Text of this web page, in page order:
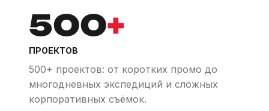
500+
ПРОЕКТОВ
500+ проектов: от коротких промо до
многодневных экспедиций и сложных
корпоративных съёмок.